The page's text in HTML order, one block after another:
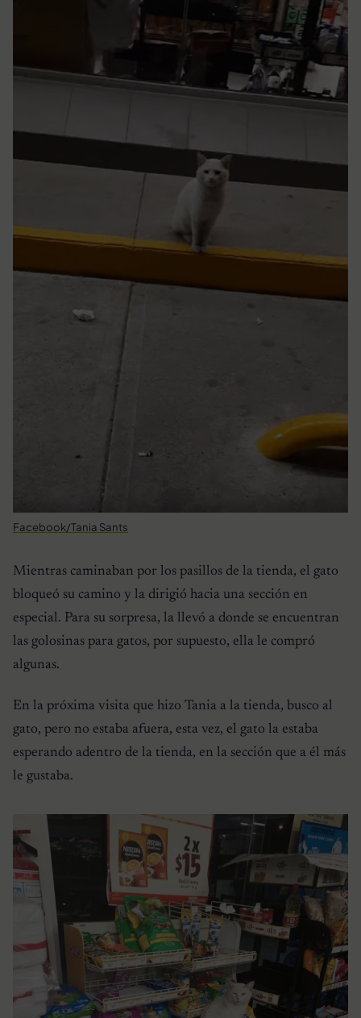
Facebook/Tania Sants
Mientras caminaban por los pasillos de la tienda, el gato
bloqueó su camino y la dirigió hacia una sección en
especial. Para su sorpresa, la llevó a donde se encuentran
las golosinas para gatos, por supuesto, ella le compró
algunas.
En la próxima visita que hizo Tania a la tienda, busco al
gato, pero no estaba afuera, esta vez, el gato la estaba
esperando adentro de la tienda, en la sección que a él más
le gustaba.